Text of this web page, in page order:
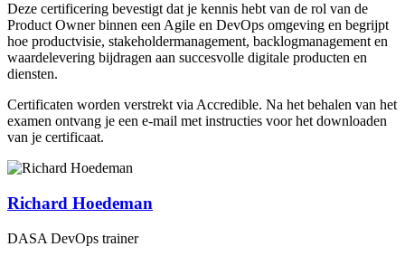
Deze certificering bevestigt dat je kennis hebt van de rol van de
Product Owner binnen een Agile en DevOps omgeving en begrijpt
hoe productvisie, stakeholdermanagement, backlogmanagement en
waardelevering bijdragen aan succesvolle digitale producten en
diensten.
Certificaten worden verstrekt via Accredible. Na het behalen van het
examen ontvang je een e-mail met instructies voor het downloaden
van je certificaat.
Richard Hoedeman
DASA DevOps trainer